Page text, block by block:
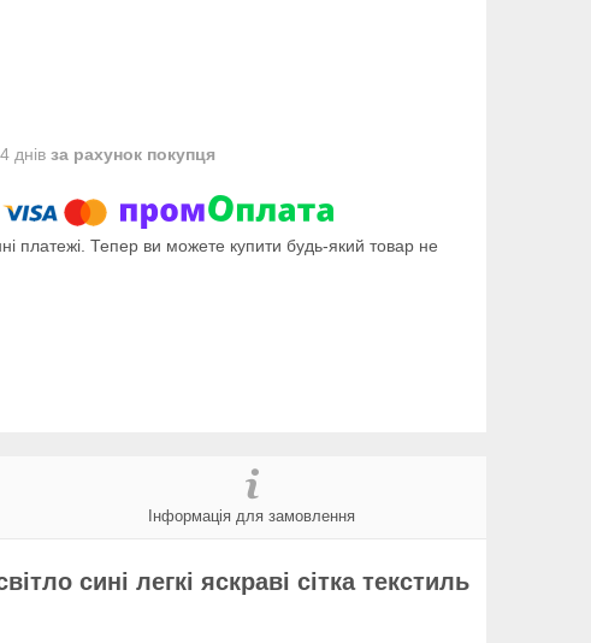
днів за рахунок покупця
платежі. Тепер ви можете купити будь-який товар не
Інформація для замовлення
сині легкі яскраві сітка текстиль